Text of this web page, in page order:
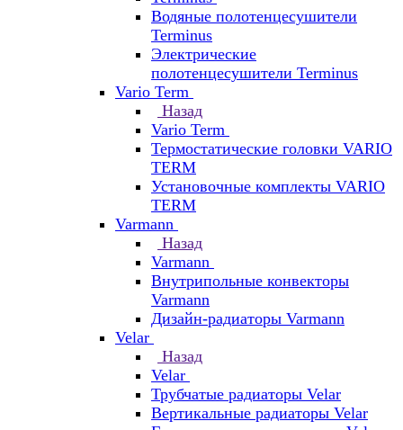
Водяные полотенцесушители
Terminus
Электрические
полотенцесушители Terminus
Vario Term
Назад
Vario Term
Термостатические головки VARIO
TERM
Установочные комплекты VARIO
TERM
Varmann
Назад
Varmann
Внутрипольные конвекторы
Varmann
Дизайн-радиаторы Varmann
Velar
Назад
Velar
Трубчатые радиаторы Velar
Вертикальные радиаторы Velar